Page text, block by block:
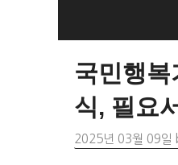
국민행
식, 필요
2025년 03월 09일